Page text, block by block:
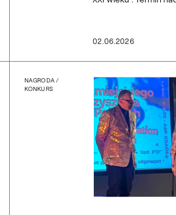
02.06.2026
Animation
NAGRODA /
KONKURS